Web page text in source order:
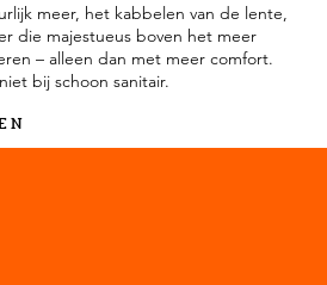
meer, het kabbelen van de lente,
die majestueus boven het meer
– alleen dan met meer comfort.
bij schoon sanitair.